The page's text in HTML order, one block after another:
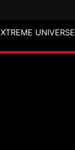
XTREME UNIVERSE